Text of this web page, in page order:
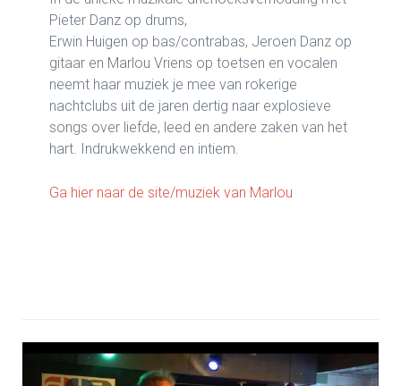
Pieter Danz op drums,
Erwin Huigen op bas/contrabas, Jeroen Danz op
gitaar en Marlou Vriens op toetsen en vocalen
neemt haar muziek je mee van rokerige
nachtclubs uit de jaren dertig naar explosieve
songs over liefde, leed en andere zaken van het
hart. Indrukwekkend en intiem.
Ga hier naar de site/muziek van Marlou